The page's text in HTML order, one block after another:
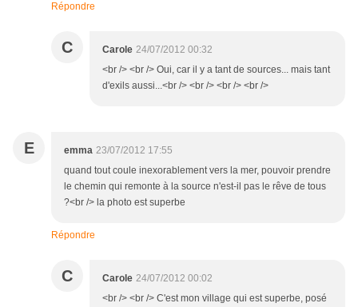
Répondre
C Carole 24/07/2012 00:32
<br /> <br /> Oui, car il y a tant de sources... mais tant
d'exils aussi...<br /> <br /> <br /> <br />
E emma 23/07/2012 17:55
quand tout coule inexorablement vers la mer, pouvoir prendre
le chemin qui remonte à la source n'est-il pas le rêve de tous
?<br /> la photo est superbe
Répondre
C Carole 24/07/2012 00:02
<br /> <br /> C'est mon village qui est superbe, posé